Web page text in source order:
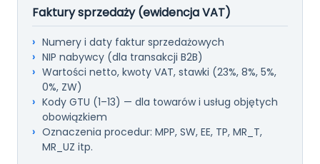
Faktury sprzedaży (ewidencja VAT)
Numery i daty faktur sprzedażowych
NIP nabywcy (dla transakcji B2B)
Wartości netto, kwoty VAT, stawki (23%, 8%, 5%,
0%, ZW)
Kody GTU (1–13) — dla towarów i usług objętych
obowiązkiem
Oznaczenia procedur: MPP, SW, EE, TP, MR_T,
MR_UZ itp.